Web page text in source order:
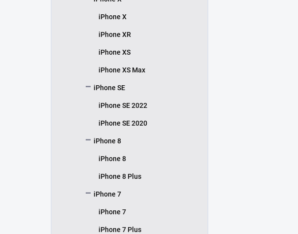
iPhone X
iPhone XR
iPhone XS
iPhone XS Max
iPhone SE
iPhone SE 2022
iPhone SE 2020
iPhone 8
iPhone 8
iPhone 8 Plus
iPhone 7
iPhone 7
iPhone 7 Plus